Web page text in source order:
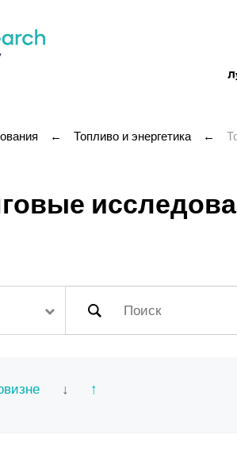
← Топливо и энергетика ←
↓ ↑